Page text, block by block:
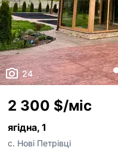
24
2 300 $/міс
ягідна, 1
с. Нові Петрівці